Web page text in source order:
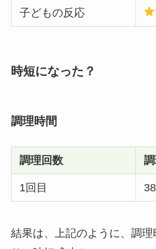
子どもの反応
時短になった？
調理時間
調理回数
1回目
結果は、上記のように、調